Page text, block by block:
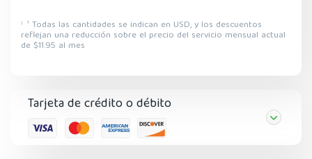
Tarjeta de crédito o débito
1 ¹ Todas las cantidades se indican en USD, y los descuentos
reflejan una reducción sobre el precio del servicio mensual actual
de $11.95 al mes